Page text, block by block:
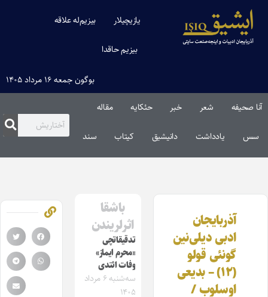
یازیچیلار بیزیم‌له علاقه
بیزیم حاقدا
بوگون جمعه ۱۶ مرداد ۱۴۰۵
آنا صحیفه شعر خبر حئکایه مقاله‌
سس یادداشت دانیشیق کیتاب سند
آذربایجان
ادبی دیلی‌نین
گونئی قولو
(۱۲) – بدیعی
اوسلوب /
باشقا
اثرلریندن
تدقیقاتچی
«محرم ایماز»
وفات ائتدی
سه‌شنبه ۶ مرداد
۱۴۰۵